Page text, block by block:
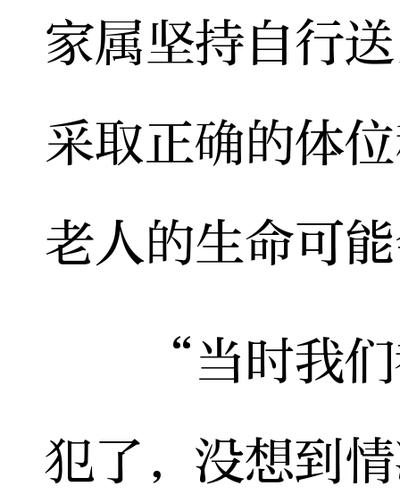
家属坚持自行
采取正确的体
老人的生命可
“当时我们
犯了，没想到